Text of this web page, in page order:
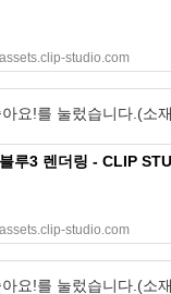
assets.clip-studio.com
요!를 눌렀습니다.(소
블루3 렌더링 - CLIP
assets.clip-studio.com
요!를 눌렀습니다.(소